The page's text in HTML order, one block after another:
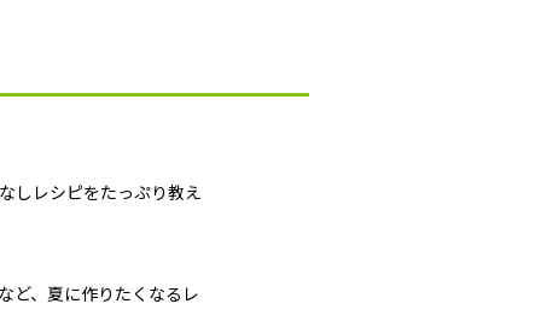
しレシピをたっぷり教え
ど、夏に作りたくなるレ